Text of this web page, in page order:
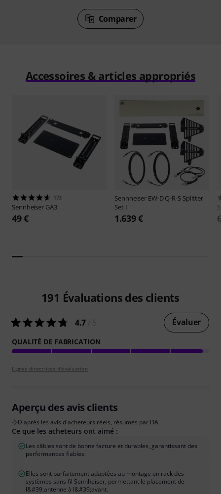
Comparer
Accessoires & articles appropriés
173
Sennheiser GA3
49 €
Sennheiser EW-D Q-R-S Splitter
Set I
1.639 €
191 Évaluations des clients
4.7 Évaluer
QUALITÉ DE FABRICATION
Lignes directrices d'évaluation
Aperçu des avis clients
D'après les avis d'acheteurs réels, résumés par l'IA
Ce que les acheteurs ont aimé :
Les câbles sont de bonne facture et durables, garantissant des
performances fiables.
Elles sont parfaitement adaptées au montage en rack des
systèmes sans fil Sennheiser, permettant le placement de
l&#39;antenne à l&#39;avant.